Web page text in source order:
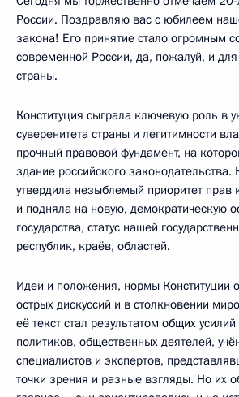
России. Поздравляю вас с юбилеем
закона! Его принятие стало огромным
современной России, да, пожалуй, и
страны.
Конституция сыграла ключевую роль в
суверенитета страны и легитимности
прочный правовой фундамент, на
здание российского законодательства.
утвердила незыблемый приоритет прав
и подняла на новую, демократическую
государства, статус нашей
республик, краёв, областей.
Идеи и положения, нормы Конституции
острых дискуссий и в столкновении
её текст стал результатом общих
политиков, общественных деятелей,
специалистов и экспертов,
точки зрения и разные взгляды. Но их